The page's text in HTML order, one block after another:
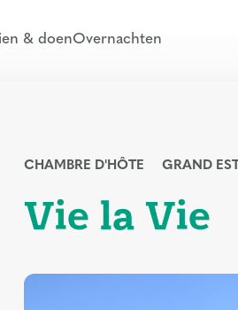
& doenOvernachten
CHAMBRE D'HÔTE GRAND EST
Vie la Vie